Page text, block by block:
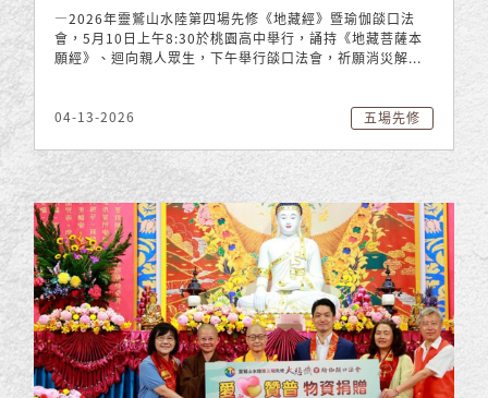
—2026年靈鷲山水陸第四場先修《地藏經》暨瑜伽燄口法
會，5月10日上午8:30於桃園高中舉行，誦持《地藏菩薩本
願經》、迴向親人眾生，下午舉行燄口法會，祈願消災解...
04-13-2026 五場先修